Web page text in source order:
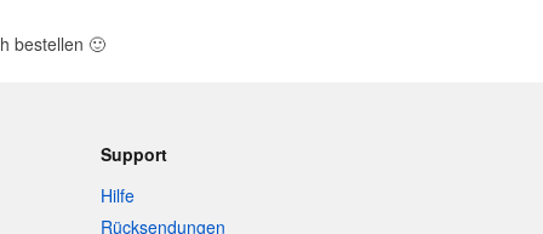
bestellen 🙂
Support
Hilfe
Rücksendungen